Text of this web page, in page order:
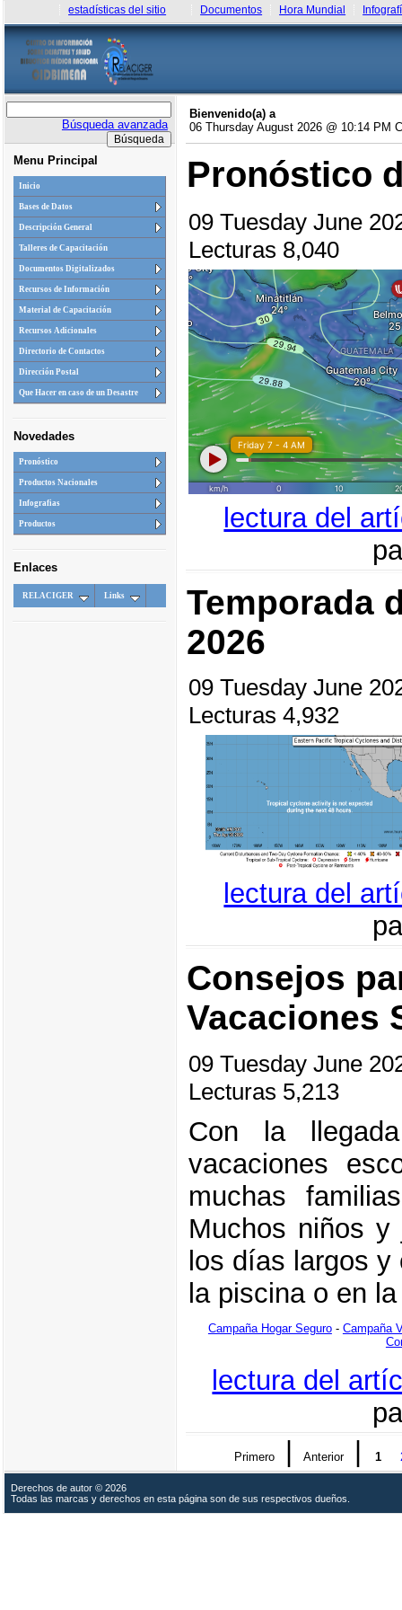
estadísticas del sitio Documentos Hora Mundial
Búsqueda avanzada
Menu Principal
Inicio
Bases de Datos
Descripción General
Talleres de Capacitación
Documentos Digitalizados
Recursos de Información
Material de Capacitación
Recursos Adicionales
Directorio de Contactos
Dirección Postal
Que Hacer en caso de un Desastre
Novedades
Pronóstico
Productos Nacionales
Infografias
Productos
Enlaces
RELACIGER Links
Bienvenido(a) a
06 Thursday August 2026 @ 10:14 PM
Pronóstico
09 Tuesday June
Lecturas 8,040
lectura del
Temporada
2026
09 Tuesday June
Lecturas 4,932
lectura del
Consejos
Vacaciones
09 Tuesday June
Lecturas 5,213
Con la
vacaciones
muchas
Muchos niños y
los días largos
la piscina o en
Campaña Hogar Seguro- Campaña
lectura del
Primero Anterior 1
Derechos de autor © 2026
Todas las marcas y derechos en esta página son de sus respectivos dueños.